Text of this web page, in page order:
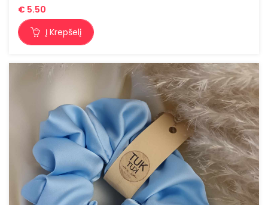
€ 5.50
Į Krepšelį